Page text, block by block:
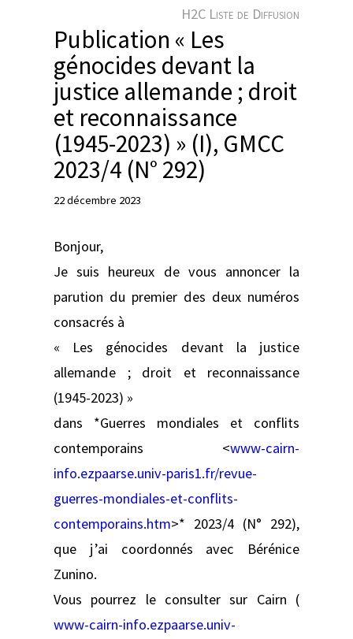
H2C Liste de Diffusion
Publication « Les
génocides devant la
justice allemande ; droit
et reconnaissance
(1945-2023) » (I), GMCC
2023/4 (N° 292)
22 décembre 2023
Bonjour,
Je suis heureux de vous annoncer la
parution du premier des deux numéros
consacrés à
« Les génocides devant la justice
allemande ; droit et reconnaissance
(1945-2023) »
dans *Guerres mondiales et conflits
contemporains <www-cairn-
info.ezpaarse.univ-paris1.fr/revue-
guerres-mondiales-et-conflits-
contemporains.htm>* 2023/4 (N° 292),
que j’ai coordonnés avec Bérénice
Zunino.
Vous pourrez le consulter sur Cairn (
www-cairn-info.ezpaarse.univ-